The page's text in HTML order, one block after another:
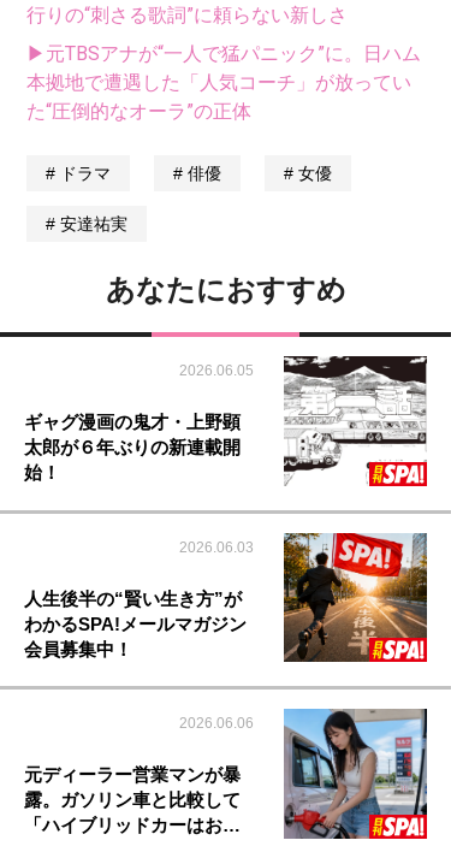
行りの“刺さる歌詞”に頼らない新しさ
▶元TBSアナが“一人で猛パニック”に。日ハム
本拠地で遭遇した「人気コーチ」が放ってい
た“圧倒的なオーラ”の正体
ドラマ 俳優 女優
安達祐実
あなたにおすすめ
2026.06.05
ギャグ漫画の鬼才・上野顕
太郎が６年ぶりの新連載開
始！
2026.06.03
人生後半の“賢い生き方”が
わかるSPA!メールマガジン
会員募集中！
2026.06.06
元ディーラー営業マンが暴
露。ガソリン車と比較して
「ハイブリッドカーはお…